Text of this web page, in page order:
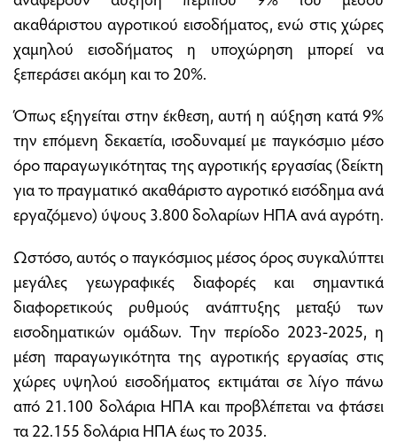
ακαθάριστου αγροτικού εισοδήματος, ενώ στις χώρες
χαμηλού εισοδήματος η υποχώρηση μπορεί να
ξεπεράσει ακόμη και το 20%.
Όπως εξηγείται στην έκθεση, αυτή η αύξηση κατά 9%
την επόμενη δεκαετία, ισοδυναμεί με παγκόσμιο μέσο
όρο παραγωγικότητας της αγροτικής εργασίας (δείκτη
για το πραγματικό ακαθάριστο αγροτικό εισόδημα ανά
εργαζόμενο) ύψους 3.800 δολαρίων ΗΠΑ ανά αγρότη.
Ωστόσο, αυτός ο παγκόσμιος μέσος όρος συγκαλύπτει
μεγάλες γεωγραφικές διαφορές και σημαντικά
διαφορετικούς ρυθμούς ανάπτυξης μεταξύ των
εισοδηματικών ομάδων. Την περίοδο 2023-2025, η
μέση παραγωγικότητα της αγροτικής εργασίας στις
χώρες υψηλού εισοδήματος εκτιμάται σε λίγο πάνω
από 21.100 δολάρια ΗΠΑ και προβλέπεται να φτάσει
τα 22.155 δολάρια ΗΠΑ έως το 2035.